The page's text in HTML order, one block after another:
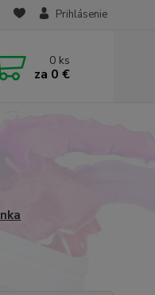
Prihlásenie
0 ks
za 0 €